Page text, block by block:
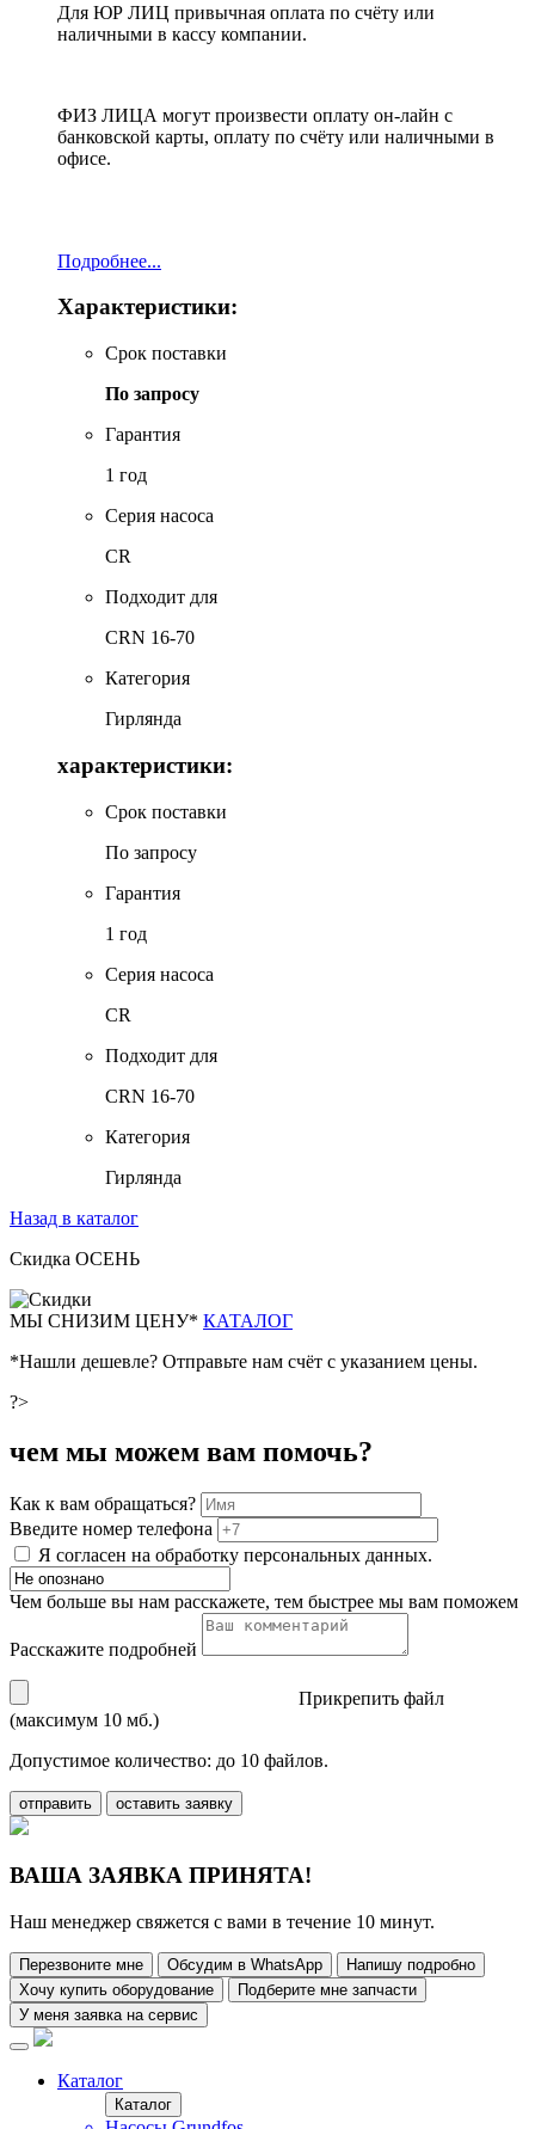
Для ЮР ЛИЦ привычная оплата по счёту или
наличными в кассу компании.
ФИЗ ЛИЦА могут произвести оплату он-лайн с
банковской карты, оплату по счёту или наличными в
офисе.
Подробнее...
Характеристики:
Срок поставки
По запросу
Гарантия
1 год
Серия насоса
CR
Подходит для
CRN 16-70
Категория
Гирлянда
характеристики:
Срок поставки
По запросу
Гарантия
1 год
Серия насоса
CR
Подходит для
CRN 16-70
Категория
Гирлянда
Назад в каталог
Скидка ОСЕНЬ
МЫ СНИЗИМ ЦЕНУ* КАТАЛОГ
*Нашли дешевле? Отправьте нам счёт с указанием цены.
?>
чем мы можем вам помочь?
Как к вам обращаться?
Введите номер телефона
Я согласен на обработку персональных данных.
Чем больше вы нам расскажете, тем быстрее мы вам поможем
Расскажите подробней
Прикрепить файл
(максимум 10 мб.)
Допустимое количество: до 10 файлов.
отправить оставить заявку
ВАША ЗАЯВКА ПРИНЯТА!
Наш менеджер свяжется с вами в течение 10 минут.
Перезвоните мне Обсудим в WhatsApp
Напишу подробно
Хочу купить оборудование
Подберите мне запчасти
У меня заявка на сервис
Каталог
Каталог